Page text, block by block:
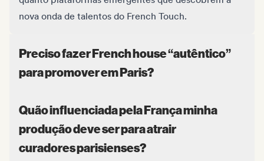
nova onda de talentos do French Touch.
Preciso fazer French house “autêntico”
para promover em Paris?
Quão influenciada pela França minha
produção deve ser para atrair
curadores parisienses?